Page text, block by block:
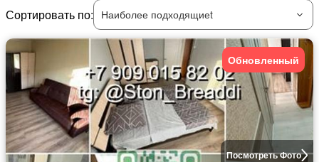
Сортировать по:
Наиболее подходящиеt
Посмотреть Фото
Обновленный